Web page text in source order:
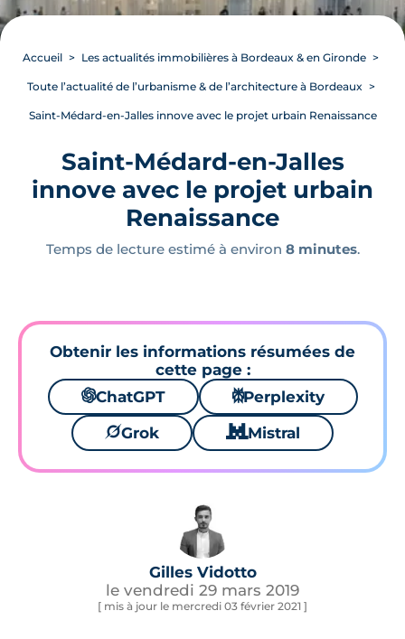
Accueil Les actualités immobilières à Bordeaux & en Gironde
Toute l’actualité de l’urbanisme & de l’architecture à Bordeaux
Saint-Médard-en-Jalles innove avec le projet urbain Renaissance
Saint-Médard-en-Jalles
innove avec le projet urbain
Renaissance
Temps de lecture estimé à environ 8 minutes.
Obtenir les informations résumées de
cette page :
🌌ChatGPT ⚙Perplexity
🪐Grok 🐱 Mistral
Gilles Vidotto
le vendredi 29 mars 2019
[ mis à jour le mercredi 03 février 2021 ]